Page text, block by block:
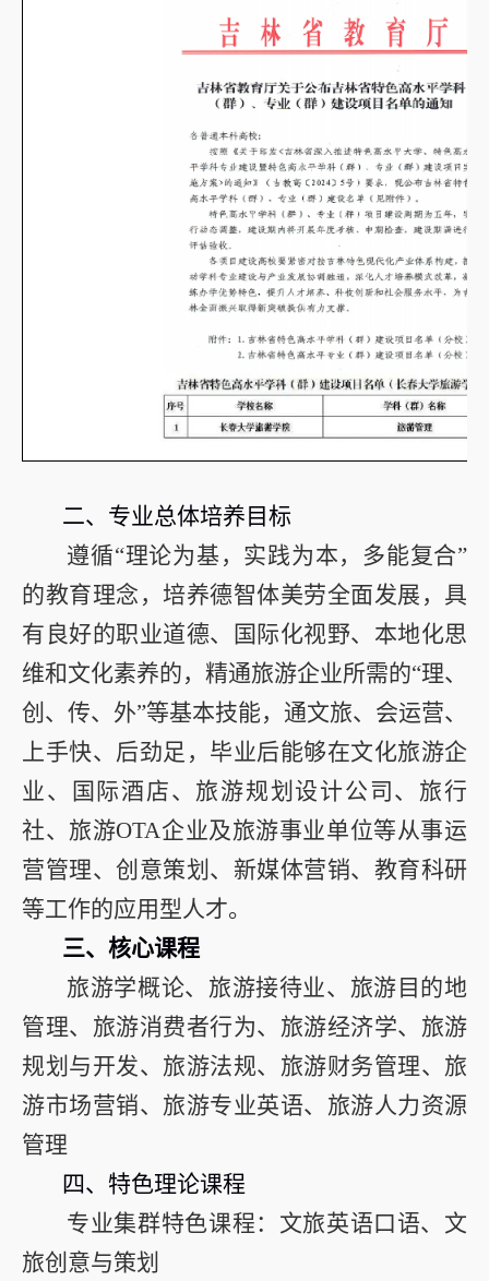
二、专业总体培养目标
遵循“理论为基，实践为本，多能复合”
的教育理念，培养德智体美劳全面发展，具
有良好的职业道德、国际化视野、本地化思
维和文化素养的，精通旅游企业所需的“理、
创、传、外”等基本技能，通文旅、会运营、
上手快、后劲足，毕业后能够在文化旅游企
业、国际酒店、旅游规划设计公司、旅行
社、旅游OTA企业及旅游事业单位等从事运
营管理、创意策划、新媒体营销、教育科研
等工作的应用型人才。
三、核心课程
旅游学概论、旅游接待业、旅游目的地
管理、旅游消费者行为、旅游经济学、旅游
规划与开发、旅游法规、旅游财务管理、旅
游市场营销、旅游专业英语、旅游人力资源
管理
四、 特色理论课程
专业集群特色课程：文旅英语口语、文
旅创意与策划